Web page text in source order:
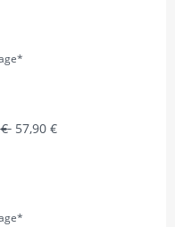
€ Ursprünglicher Preis war:
57,90 €Aktueller Preis ist: